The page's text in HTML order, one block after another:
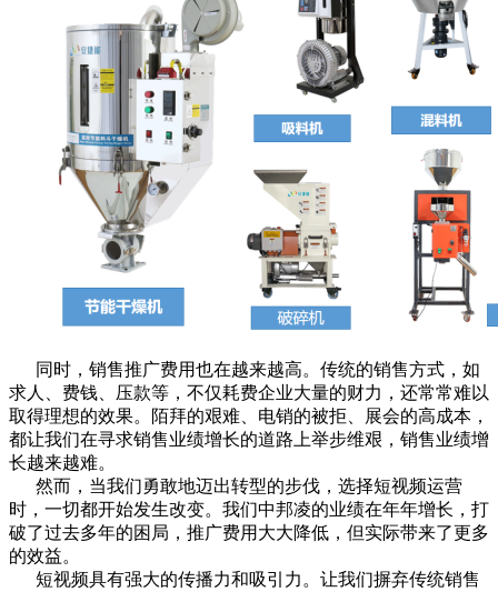
同时，销售推广费用也在越来越高。传统的销售方式，如
求人、费钱、压款等，不仅耗费企业大量的财力，还常常难以
取得理想的效果。陌拜的艰难、电销的被拒、展会的高成本，
都让我们在寻求销售业绩增长的道路上举步维艰，销售业绩增
长越来越难。
然而，当我们勇敢地迈出转型的步伐，选择短视频运营
时，一切都开始发生改变。我们中邦凌的业绩在年年增长，打
破了过去多年的困局，推广费用大大降低，但实际带来了更多
的效益。
短视频具有强大的传播力和吸引力。让我们摒弃传统销售